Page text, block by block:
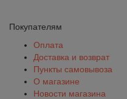
Покупателям
Оплата
Доставка и возврат
Пункты самовывоза
О магазине
Новости магазина